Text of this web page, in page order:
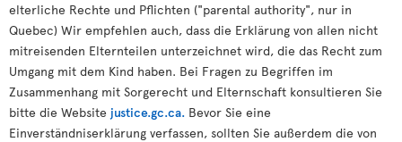
elterliche Rechte und Pflichten ("parental authority", nur in
Quebec) Wir empfehlen auch, dass die Erklärung von allen nicht
mitreisenden Elternteilen unterzeichnet wird, die das Recht zum
Umgang mit dem Kind haben. Bei Fragen zu Begriffen im
Zusammenhang mit Sorgerecht und Elternschaft konsultieren Sie
bitte die Website justice.gc.ca. Bevor Sie eine
Einverständniserklärung verfassen, sollten Sie außerdem die von